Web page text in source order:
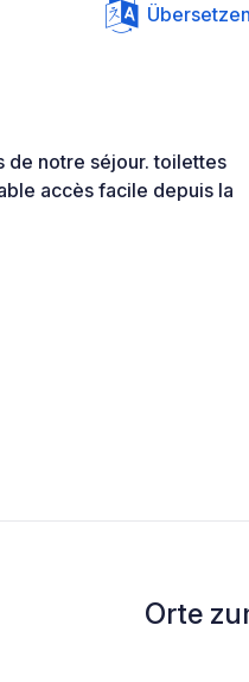
Übersetzen
de notre séjour. toilettes
accès facile depuis la
Orte